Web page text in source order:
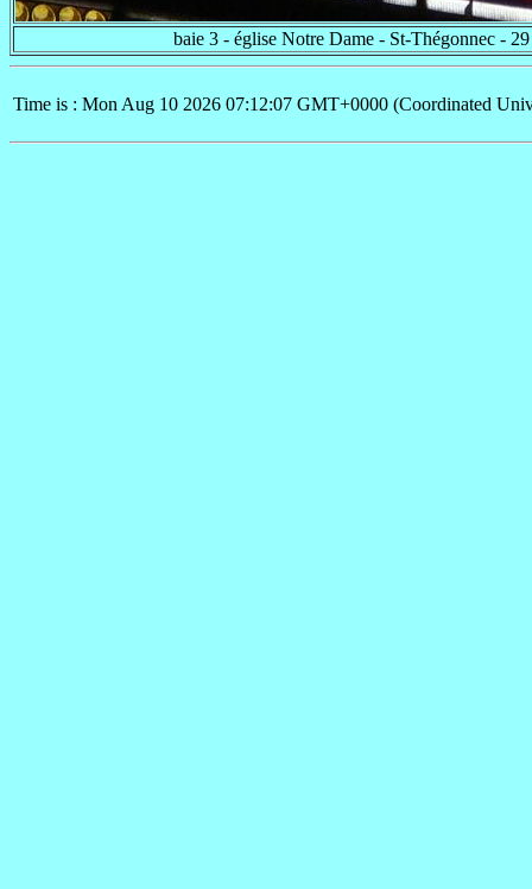
baie 3 - église Notre Dame - St-Thégonnec -
Time is : Mon Aug 10 2026 07:12:07 GMT+0000 (Coordinated